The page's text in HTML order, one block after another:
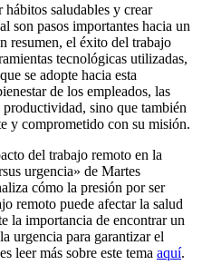
saludables y crear
son pasos importantes hacia un
resumen, el éxito del trabajo
tecnológicas utilizadas,
se adopte hacia esta
de los empleados, las
sino que también
y comprometido con su misión.
del trabajo remoto en la
urgencia» de Martes
cómo la presión por ser
remoto puede afectar la salud
la importancia de encontrar un
urgencia para garantizar el
leer más sobre este tema aquí.